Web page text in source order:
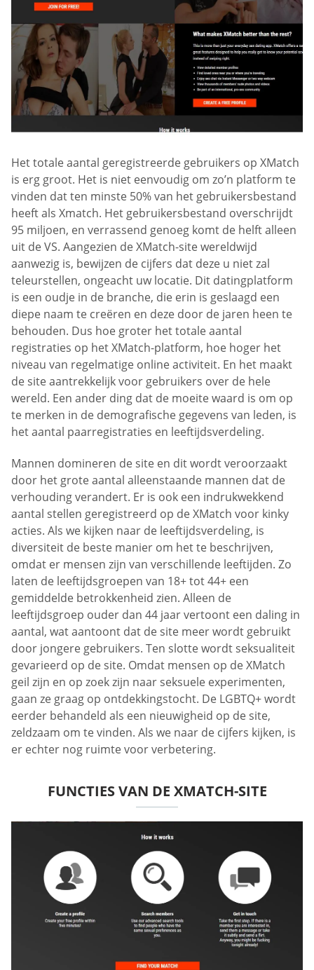
Het totale aantal geregistreerde gebruikers op XMatch
is erg groot. Het is niet eenvoudig om zo’n platform te
vinden dat ten minste 50% van het gebruikersbestand
heeft als Xmatch. Het gebruikersbestand overschrijdt
95 miljoen, en verrassend genoeg komt de helft alleen
uit de VS. Aangezien de XMatch-site wereldwijd
aanwezig is, bewijzen de cijfers dat deze u niet zal
teleurstellen, ongeacht uw locatie. Dit datingplatform
is een oudje in de branche, die erin is geslaagd een
diepe naam te creëren en deze door de jaren heen te
behouden. Dus hoe groter het totale aantal
registraties op het XMatch-platform, hoe hoger het
niveau van regelmatige online activiteit. En het maakt
de site aantrekkelijk voor gebruikers over de hele
wereld. Een ander ding dat de moeite waard is om op
te merken in de demografische gegevens van leden, is
het aantal paarregistraties en leeftijdsverdeling.
Mannen domineren de site en dit wordt veroorzaakt
door het grote aantal alleenstaande mannen dat de
verhouding verandert. Er is ook een indrukwekkend
aantal stellen geregistreerd op de XMatch voor kinky
acties. Als we kijken naar de leeftijdsverdeling, is
diversiteit de beste manier om het te beschrijven,
omdat er mensen zijn van verschillende leeftijden. Zo
laten de leeftijdsgroepen van 18+ tot 44+ een
gemiddelde betrokkenheid zien. Alleen de
leeftijdsgroep ouder dan 44 jaar vertoont een daling in
aantal, wat aantoont dat de site meer wordt gebruikt
door jongere gebruikers. Ten slotte wordt seksualiteit
gevarieerd op de site. Omdat mensen op de XMatch
geil zijn en op zoek zijn naar seksuele experimenten,
gaan ze graag op ontdekkingstocht. De LGBTQ+ wordt
eerder behandeld als een nieuwigheid op de site,
zeldzaam om te vinden. Als we naar de cijfers kijken, is
er echter nog ruimte voor verbetering.
FUNCTIES VAN DE XMATCH-SITE